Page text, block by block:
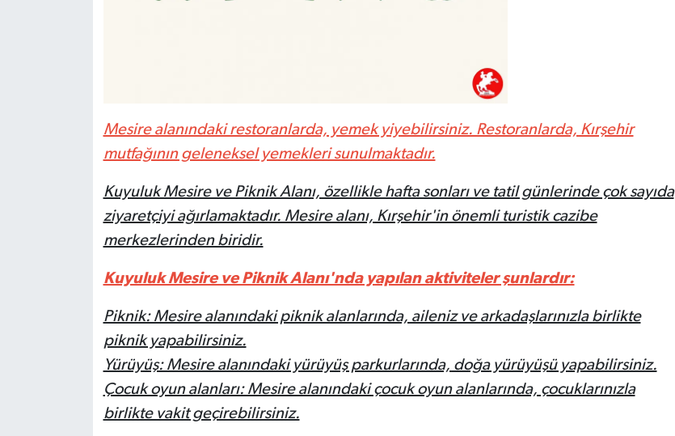
Mesire alanındaki restoranlarda, yemek yiyebilirsiniz. Restoranlarda, Kırşehir
mutfağının geleneksel yemekleri sunulmaktadır.
Kuyuluk Mesire ve Piknik Alanı, özellikle hafta sonları ve tatil günlerinde çok sayıda
ziyaretçiyi ağırlamaktadır. Mesire alanı, Kırşehir'in önemli turistik cazibe
merkezlerinden biridir.
Kuyuluk Mesire ve Piknik Alanı'nda yapılan aktiviteler şunlardır:
Piknik: Mesire alanındaki piknik alanlarında, aileniz ve arkadaşlarınızla birlikte
piknik yapabilirsiniz.
Yürüyüş: Mesire alanındaki yürüyüş parkurlarında, doğa yürüyüşü yapabilirsiniz.
Çocuk oyun alanları: Mesire alanındaki çocuk oyun alanlarında, çocuklarınızla
birlikte vakit geçirebilirsiniz.